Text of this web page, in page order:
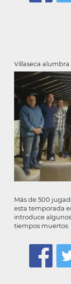
Villaseca
Más de 500
esta temporada
introduce
tiempos muertos